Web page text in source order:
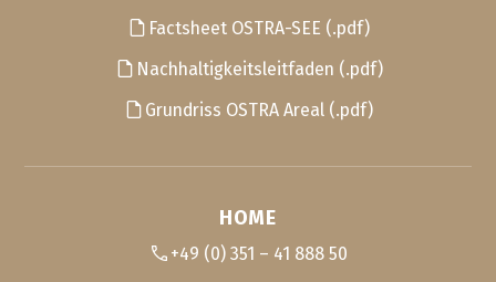
Factsheet OSTRA-SEE (.pdf)
Nachhaltigkeitsleitfaden (.pdf)
Grundriss OSTRA Areal (.pdf)
HOME
+49 (0) 351 – 41 888 50